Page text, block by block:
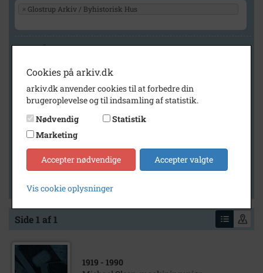
× Glostrup Arkiv / Byhistorisk Hus
Geografi
Generelt
Vis kun med billeder
Vis kun med filmklip
Vis kun med lydklip
Vis kun med kilder
Vis kun med geo-tag
Side 1 af 1
1919 - 1990
Cookies på arkiv.dk
arkiv.dk anvender cookies til at forbedre din
brugeroplevelse og til indsamling af statistik.
Nødvendig
Statistik
Marketing
Accepter nødvendige Accepter valgte
Vis cookie oplysninger